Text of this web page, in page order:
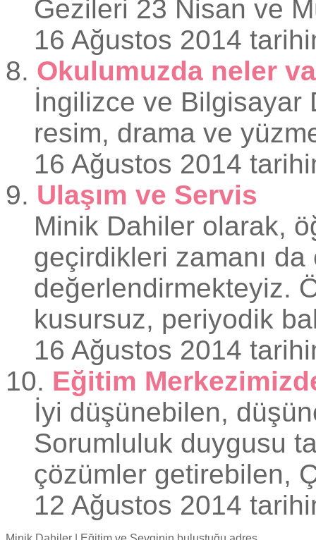
Gezileri 23 Nisan ve
16 Ağustos 2014
8. Okulumuzda neler
İngilizce ve Bilgisayar
resim, drama ve
16 Ağustos 2014
9. Ulaşım ve Servis
Minik Dahiler olarak,
geçirdikleri zamanı
değerlendirmekteyiz.
kusursuz, periyodik
16 Ağustos 2014
10. Eğitim
İyi düşünebilen,
Sorumluluk duygusu
çözümler getirebilen,
12 Ağustos 2014